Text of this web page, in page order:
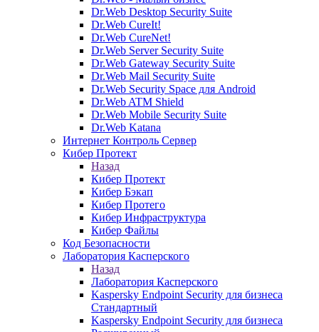
Dr.Web Desktop Security Suite
Dr.Web CureIt!
Dr.Web CureNet!
Dr.Web Server Security Suite
Dr.Web Gateway Security Suite
Dr.Web Mail Security Suite
Dr.Web Security Space для Android
Dr.Web ATM Shield
Dr.Web Mobile Security Suite
Dr.Web Katana
Интернет Контроль Сервер
Кибер Протект
Назад
Кибер Протект
Кибер Бэкап
Кибер Протего
Кибер Инфраструктура
Кибер Файлы
Код Безопасности
Лаборатория Касперского
Назад
Лаборатория Касперского
Kaspersky Endpoint Security для бизнеса
Стандартный
Kaspersky Endpoint Security для бизнеса